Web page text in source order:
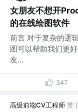
女朋友不想开
的在线绘图软件
前言 对于复杂的逻
图可以帮助我们更
友...
347
高级前端CV工程师 赞